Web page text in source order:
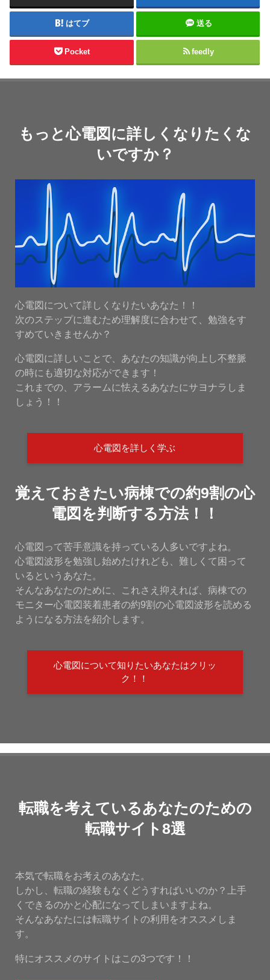
はてブ 送る
Pocket feedly
もっと心電図に詳しくなりたくな
いですか？
心電図について詳しくなりたいあなた！！
次のステップに進むため理解度に合わせて、勉強をす
すめていきませんか？
心電図に詳しいことで、あなたの知識が向上し不整脈
の時にも適切な対応ができます！
これまでの、アラームに怯えるあなたにサヨナラしま
しょう！！
心電図を詳しく学ぶ
覚えておきたい病棟での約9割の心
電図を判断する方法！！
心電図って苦手意識を持っている人多いですよね。
心電図波形を勉強し始めたけれども、難しくて困って
いるというあなた。
そんなあなたのために、これさえ抑えれば、病棟での
モニター心電図装着患者の約9割の心電図波形を読める
ようになる方法を紹介します。
心電図について知りたいあなたはクリッ
ク！！
転職を考えているあなたのための
転職サイト8選
本気で転職をお考えのあなた。
しかし、転職の経験もなくどうすればいいのか？上手
くできるのかと心配になってしまいますよね。
そんなあなたには転職サイトの利用をオススメしま
す。
特にオススメのサイトはこの3つです！！